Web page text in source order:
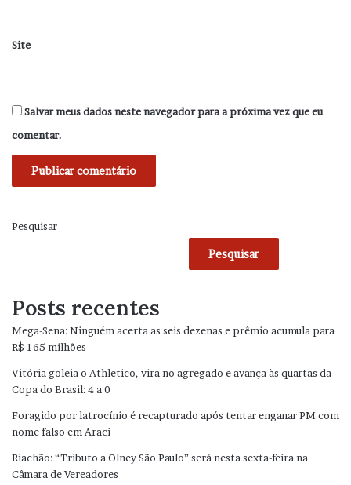
Site
Salvar meus dados neste navegador para a próxima vez que eu
comentar.
Pesquisar
Pesquisar
Posts recentes
Mega-Sena: Ninguém acerta as seis dezenas e prêmio acumula para
R$ 165 milhões
Vitória goleia o Athletico, vira no agregado e avança às quartas da
Copa do Brasil: 4 a 0
Foragido por latrocínio é recapturado após tentar enganar PM com
nome falso em Araci
Riachão: “Tributo a Olney São Paulo” será nesta sexta-feira na
Câmara de Vereadores